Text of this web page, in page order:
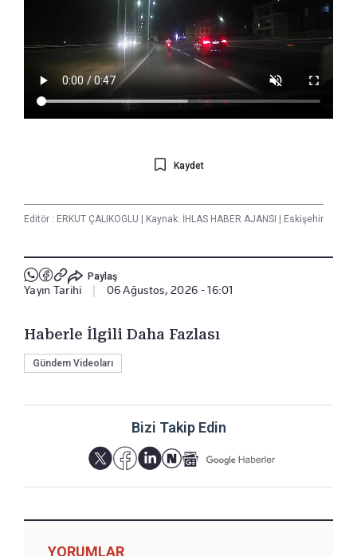
Kaydet
Editör : ERKUT ÇALIKOGLU Kaynak: İHLAS HABER AJANSI Eskişehir
Paylaş
Yayın Tarihi 06 Ağustos, 2026 - 16:01
Haberle İlgili Daha Fazlası
Gündem Videoları
Bizi Takip Edin
YORUMLAR